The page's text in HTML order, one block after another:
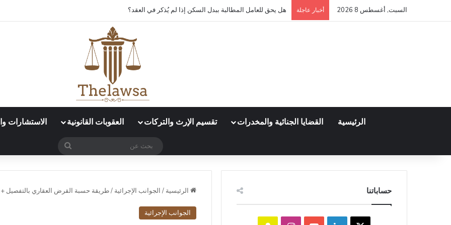
السبت, أغسطس 8 2026 أخبار عاجلة هل يحق للعامل المطالبة ببدل السكن إذا لم يُذكر في العقد؟
الرئيسية القضايا الجنائية والمخدرات تقسيم الإرث والتركات العقوبات القانونية الاستشارات
بحث
الرئيسية / الجوانب الإجرائية /طريقة حسبة القرض العقاري​ بالتفصيل +
الجوانب الإجرائية
حساباتنا